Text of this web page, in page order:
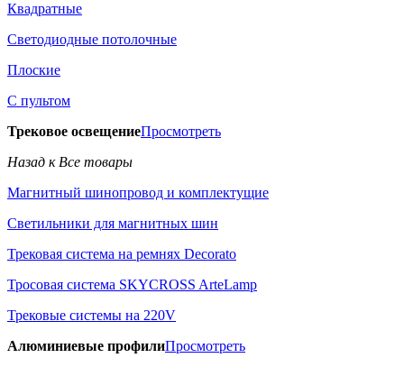
Квадратные
Светодиодные потолочные
Плоские
С пультом
Трековое освещениеПросмотреть
Назад к Все товары
Магнитный шинопровод и комплектущие
Светильники для магнитных шин
Трековая система на ремнях Decorato
Тросовая система SKYCROSS ArteLamp
Трековые системы на 220V
Алюминиевые профилиПросмотреть